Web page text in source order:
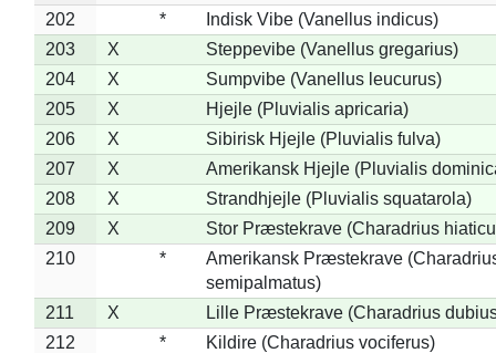
202
*
Indisk Vibe (Vanellus indicus)
203
X
Steppevibe (Vanellus gregarius)
204
X
Sumpvibe (Vanellus leucurus)
205
X
Hjejle (Pluvialis apricaria)
206
X
Sibirisk Hjejle (Pluvialis fulva)
207
X
Amerikansk Hjejle (Pluvialis
208
X
Strandhjejle (Pluvialis squatarola)
209
X
Stor Præstekrave (Charadrius
210
*
Amerikansk Præstekrave
semipalmatus)
211
X
Lille Præstekrave (Charadrius
212
*
Kildire (Charadrius vociferus)